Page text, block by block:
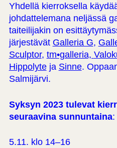
Yhdellä kierroksella
johdattelemana neljässä
taiteilijakin on
järjestävät Galleria G,
Sculptor, tm•galleria,
Hippolyteja Sinne.
Salmijärvi.
Syksyn 2023 tulevat
seuraavina sunnuntaina:
5.11. klo 14–16